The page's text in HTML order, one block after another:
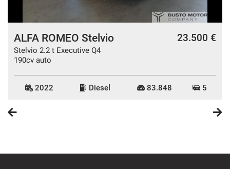
ALFA ROMEO Stelvio
Stelvio 2.2 t Executive Q4
190cv auto
23.500 €
2022 Diesel 83.848 5